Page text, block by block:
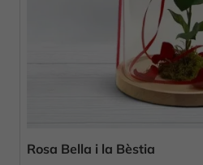
Rosa Bella i la Bèstia